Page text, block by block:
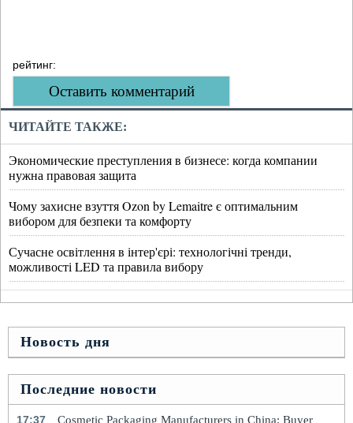
рейтинг:
Оставить комментарий
ЧИТАЙТЕ ТАКЖЕ:
Экономические преступления в бизнесе: когда компании
нужна правовая защита
Чому захисне взуття Ozon by Lemaitre є оптимальним
вибором для безпеки та комфорту
Сучасне освітлення в інтер'єрі: технологічні тренди,
можливості LED та правила вибору
Новость дня
Последние новости
17:37 Cosmetic Packaging Manufacturers in China: Buyer